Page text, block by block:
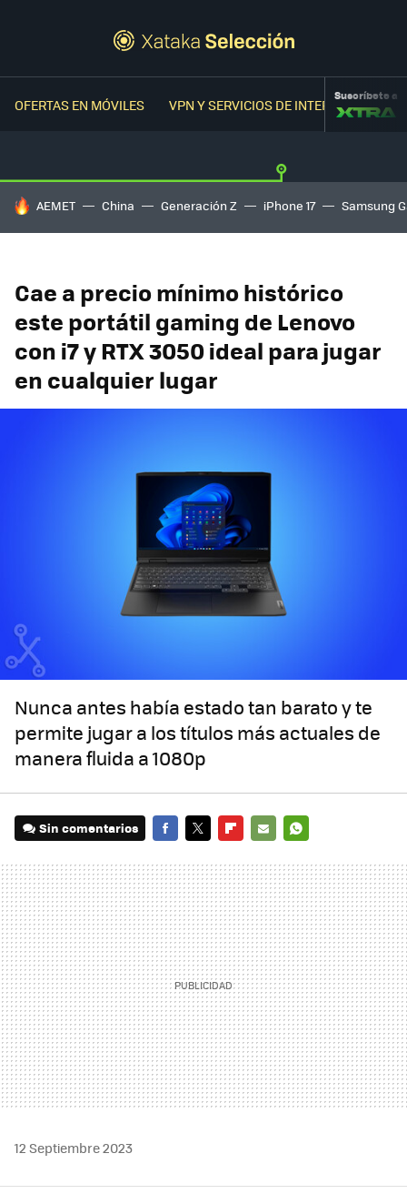
OFERTAS EN MÓVILES VPN Y SERVICIOS DE INTERNETSuscríbete a
HOY SE HABLA DE
AEMET China Generación Z iPhone 17 Samsung
Cae a precio mínimo histórico
este portátil gaming de Lenovo
con i7 y RTX 3050 ideal para jugar
en cualquier lugar
Nunca antes había estado tan barato y te
permite jugar a los títulos más actuales de
manera fluida a 1080p
Sin comentarios
MAIL
12 Septiembre 2023